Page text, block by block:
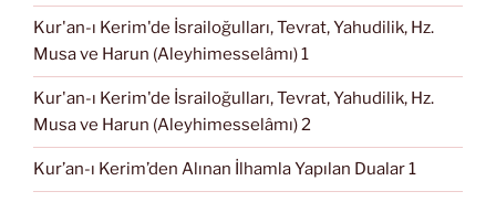
Kur'an-ı Kerim'de İsrailoğulları, Tevrat, Yahudilik, Hz.
Musa ve Harun (Aleyhimesselâmı) 1
Kur'an-ı Kerim'de İsrailoğulları, Tevrat, Yahudilik, Hz.
Musa ve Harun (Aleyhimesselâmı) 2
Kur’an-ı Kerim’den Alınan İlhamla Yapılan Dualar 1